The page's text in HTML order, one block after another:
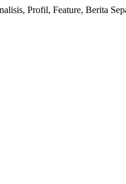
Profil, Feature, Berita